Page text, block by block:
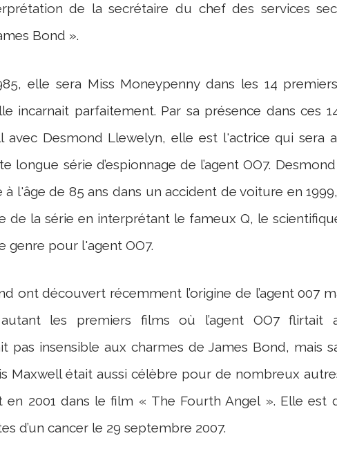
de la secrétaire du chef des services
Bond ».
elle sera Miss Moneypenny dans les 14
incarnait parfaitement. Par sa présence dans ces
avec Desmond Llewelyn, elle est l'actrice qui sera
longue série d’espionnage de l’agent OO7.
l'âge de 85 ans dans un accident de voiture en
de la série en interprétant le fameux Q, le
genre pour l'agent OO7.
ont découvert récemment l’origine de l’agent 007
les premiers films où l’agent OO7 flirtait
pas insensible aux charmes de James Bond, mais
Maxwell était aussi célèbre pour de nombreux
2001 dans le film « The Fourth Angel ». Elle est
d’un cancer le 29 septembre 2007.